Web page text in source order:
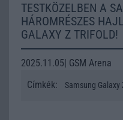
TESTKÖZELBEN A
HÁROMRÉSZES
GALAXY Z TRIFOLD!
2025.11.05| GSM Arena
Címkék:
Samsung Galaxy